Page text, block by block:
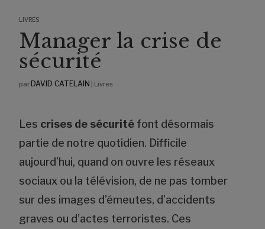
LIVRES
Manager la crise de
sécurité
par DAVID CATELAIN Livres
Les crises de sécuritéfont désormais
partie de notre quotidien. Difficile
aujourd’hui, quand on ouvre les réseaux
sociaux ou la télévision, de ne pas tomber
sur des images d’émeutes, d’accidents
graves ou d’actes terroristes. Ces